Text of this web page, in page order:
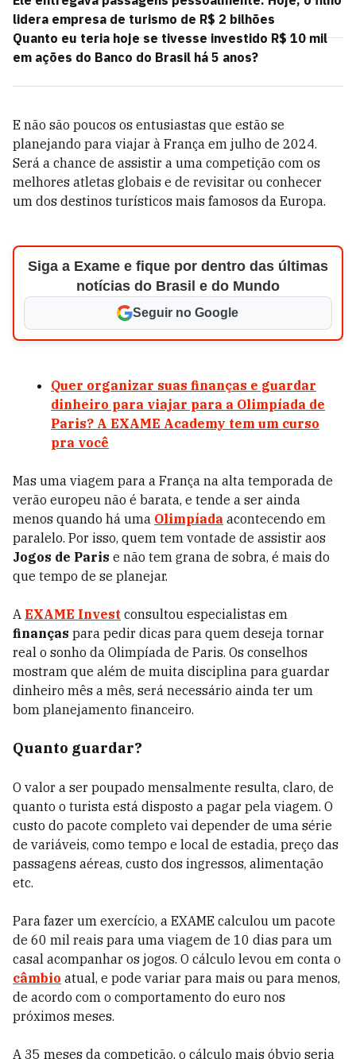
lidera empresa de turismo de R$ 2 bilhões
Quanto eu teria hoje se tivesse investido R$ 10 mil
em ações do Banco do Brasil há 5 anos?
E não são poucos os entusiastas que estão se
planejando para viajar à França em julho de 2024.
Será a chance de assistir a uma competição com os
melhores atletas globais e de revisitar ou conhecer
um dos destinos turísticos mais famosos da Europa.
Siga a Exame e fique por dentro das últimas
notícias do Brasil e do Mundo
Seguir no Google
Quer organizar suas finanças e guardar
dinheiro para viajar para a Olimpíada de
Paris? A EXAME Academy tem um curso
pra você
Mas uma viagem para a França na alta temporada de
verão europeu não é barata, e tende a ser ainda
menos quando há uma Olimpíada acontecendo em
paralelo. Por isso, quem tem vontade de assistir aos
Jogos de Paris e não tem grana de sobra, é mais do
que tempo de se planejar.
A EXAME Invest consultou especialistas em
finanças para pedir dicas para quem deseja tornar
real o sonho da Olimpíada de Paris. Os conselhos
mostram que além de muita disciplina para guardar
dinheiro mês a mês, será necessário ainda ter um
bom planejamento financeiro.
Quanto guardar?
O valor a ser poupado mensalmente resulta, claro, de
quanto o turista está disposto a pagar pela viagem. O
custo do pacote completo vai depender de uma série
de variáveis, como tempo e local de estadia, preço das
passagens aéreas, custo dos ingressos, alimentação
etc.
Para fazer um exercício, a EXAME calculou um pacote
de 60 mil reais para uma viagem de 10 dias para um
casal acompanhar os jogos. O cálculo levou em conta o
câmbio atual, e pode variar para mais ou para menos,
de acordo com o comportamento do euro nos
próximos meses.
A 35 meses da competição, o cálculo mais óbvio seria